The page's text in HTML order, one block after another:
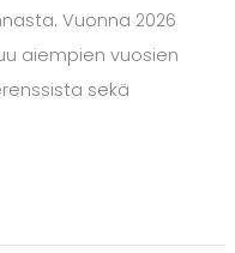
Vuonna 2026
aiempien vuosien
sekä